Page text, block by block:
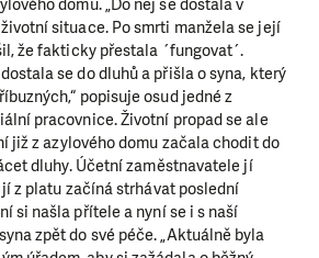
situace. Po smrti manžela se její
že fakticky přestala ´fungovat´.
se do dluhů a přišla o syna, který
popisuje osud jedné z
pracovnice. Životní propad se ale
již z azylového domu začala chodit do
dluhy. Účetní zaměstnavatele jí
z platu začíná strhávat poslední
si našla přítele a nyní se i s naší
zpět do své péče. „Aktuálně byla